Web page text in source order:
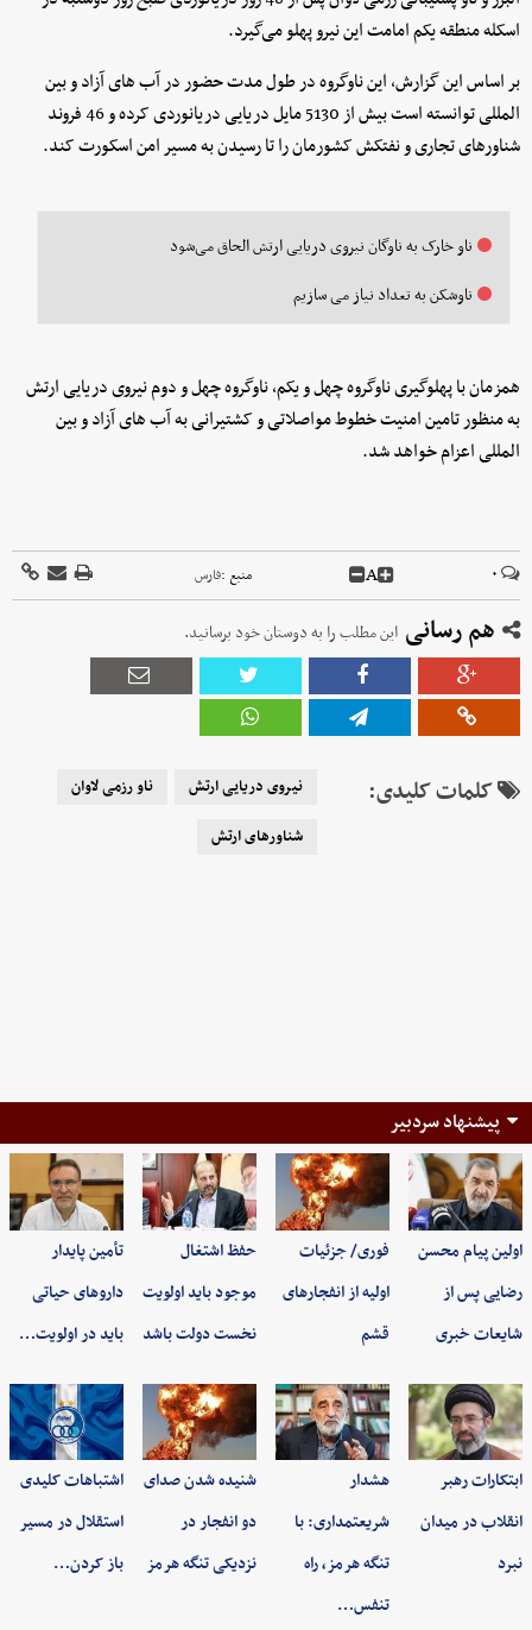
اسکله منطقه یکم امامت این نیرو پهلو می‌گیرد.
بر اساس این گزارش، این ناوگروه در طول مدت حضور در آب های آزاد و بین
المللی توانسته است بیش از 5130 مایل دریایی دریانوردی کرده و 46 فروند
شناورهای تجاری و نفتکش کشورمان را تا رسیدن به مسیر امن اسکورت کند.
ناو خارک به ناوگان نیروی دریایی ارتش الحاق می‌شود
ناوشکن به تعداد نیاز می سازیم
همزمان با پهلوگیری ناوگروه چهل و یکم، ناوگروه چهل و دوم نیروی دریایی ارتش
به منظور تامین امنیت خطوط مواصلاتی و کشتیرانی به آب های آزاد و بین
المللی اعزام خواهد شد.
۰ A منبع :فارس
هم رسانی این مطلب را به دوستان خود برسانید.
کلمات کلیدی: نیروی دریایی ارتش
ناو رزمی لاوان
شناورهای ارتش
پیشنهاد سردبیر
اولین پیام محسن
رضایی پس از
شایعات خبری
فوری/ جزئیات
اولیه از انفجارهای
قشم
حفظ اشتغال
موجود باید اولویت
نخست دولت باشد
تأمین پایدار
داروهای حیاتی
باید در اولویت…
ابتکارات رهبر
انقلاب در میدان
نبرد
هشدار
شریعتمداری: با
تنگه هرمز، راه
تنفس…
شنیده شدن صدای
دو انفجار در
نزدیکی تنگه هرمز
اشتباهات کلیدی
استقلال در مسیر
باز کردن…